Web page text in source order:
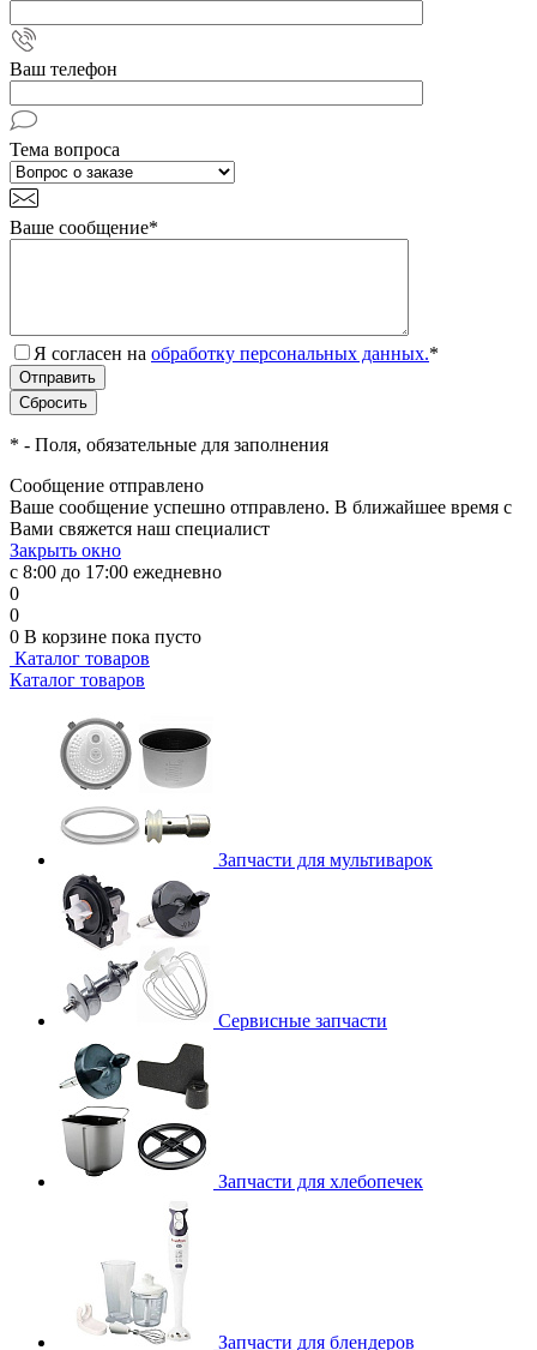
Ваш телефон
Тема вопроса
Ваше сообщение*
Я согласен на обработку персональных данных.*
* - Поля, обязательные для заполнения
Сообщение отправлено
Ваше сообщение успешно отправлено. В ближайшее время с
Вами свяжется наш специалист
Закрыть окно
с 8:00 до 17:00 ежедневно
0
0
0 В корзине пока пусто
Каталог товаров
Каталог товаров
Запчасти для мультиварок
Сервисные запчасти
Запчасти для хлебопечек
Запчасти для блендеров